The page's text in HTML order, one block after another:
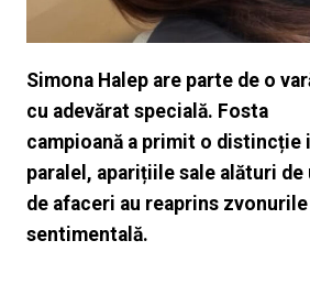
Simona Halep are parte de o
cu adevărat specială. Fosta
campioană a primit o distincție
paralel, aparițiile sale alături
de afaceri au reaprins
sentimentală.